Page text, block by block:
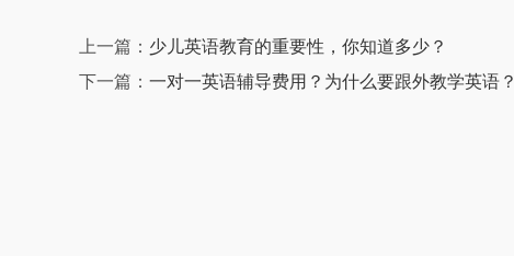
上一篇： 少儿英语教育的重要性，你知道多少？
下一篇： 一对一英语辅导费用？为什么要跟外教学英语？